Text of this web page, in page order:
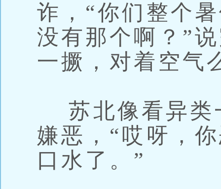
诈，“你们整个
没有那个啊？”
一撅，对着空气
苏北像看异类
嫌恶，“哎呀，
口水了。”